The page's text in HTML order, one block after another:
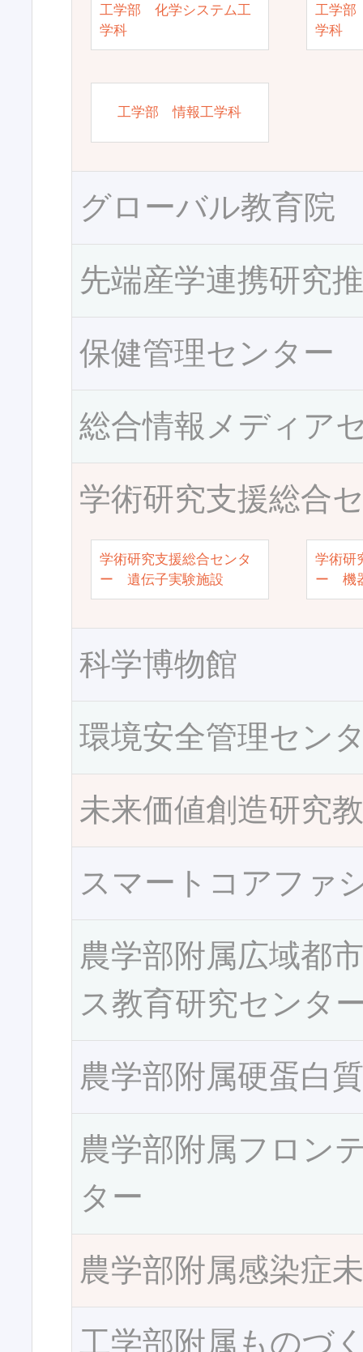
工学部 化学システム工
学科
工学部
学科
工学部 情報工学科
グローバル教育院
先端産学連携研究
保健管理センター
総合情報メディア
学術研究支援総合
学術研究支援総合センタ
ー 遺伝子実験施設
学術研
ー 機
科学博物館
環境安全管理セン
未来価値創造研究
スマートコアファ
農学部附属広域都
ス教育研究センタ
農学部附属硬蛋白
農学部附属フロン
ター
農学部附属感染症
工学部附属ものづ